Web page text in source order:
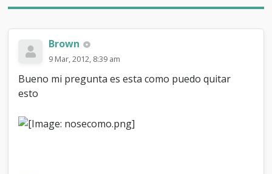
u
d
q
i
t
e
Brown
9 Mar, 2012, 8:39 am
Bueno mi pregunta es esta como puedo quitar
esto